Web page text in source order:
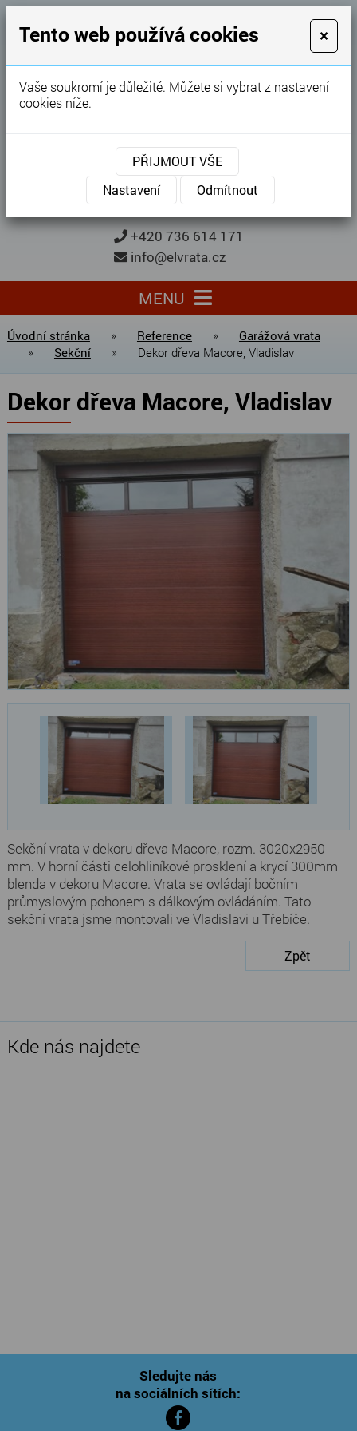
GARÁŽOVÁ VRATA
Karel Procházka
Garážová vrata, brány, ploty ...
Kontaktujte nás
KONTAKTUJTE NÁS
+420 736 614 171
info@elvrata.cz
MENU
Úvodní stránka » Reference »
Garážová vrata
»
Sekční » Dekor dřeva Macore, Vladislav
Dekor dřeva Macore, Vladislav
Sekční vrata v dekoru dřeva Macore, rozm. 3020x2950
mm. V horní části celohliníkové prosklení a krycí 300mm
blenda v dekoru Macore. Vrata se ovládají bočním
průmyslovým pohonem s dálkovým ovládáním. Tato
sekční vrata jsme montovali ve Vladislavi u Třebíče.
Zpět
Kde nás najdete
Sledujte nás
na sociálních sítích:
Tento web používá cookies ×
Vaše soukromí je důležité. Můžete si vybrat z nastavení
cookies níže.
PŘIJMOUT VŠE
Nastavení
Odmítnout